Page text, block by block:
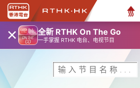
× 全新 RTHK On The Go
一手掌握 RTHK 电台、电视节目